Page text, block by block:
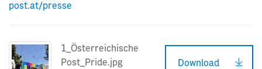
post.at/presse
1_Österreichische
Post_Pride.jpg
Download